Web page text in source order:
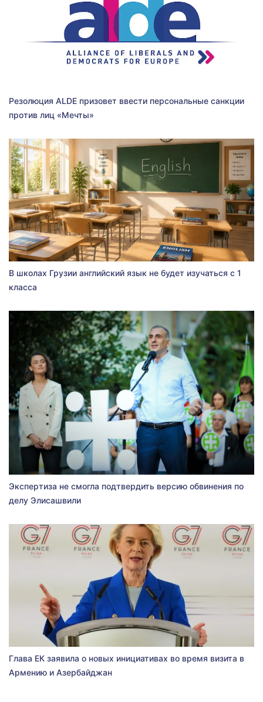
Резолюция ALDE призовет ввести персональные санкции
против лиц «Мечты»
В школах Грузии английский язык не будет изучаться с 1
класса
Экспертиза не смогла подтвердить версию обвинения по
делу Элисашвили
Глава ЕК заявила о новых инициативах во время визита в
Армению и Азербайджан